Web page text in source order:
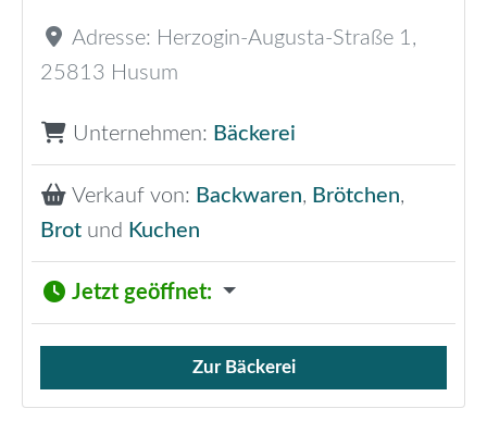
Adresse: Herzogin-Augusta-Straße 1 ,
25813 Husum
Unternehmen: Bäckerei
Verkauf von: Backwaren, Brötchen,
Brot und Kuchen
Jetzt geöffnet:
Verkauf von Brötchen,
Zur Bäckerei